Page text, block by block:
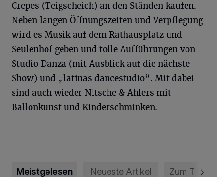
Crepes (Teigscheich) an den Ständen kaufen.
Neben langen Öffnungszeiten und Verpflegung
wird es Musik auf dem Rathausplatz und
Seulenhof geben und tolle Aufführungen von
Studio Danza (mit Ausblick auf die nächste
Show) und „latinas dancestudio“. Mit dabei
sind auch wieder Nitsche & Ahlers mit
Ballonkunst und Kinderschminken.
Meistgelesen Neueste Artikel Zum Thema